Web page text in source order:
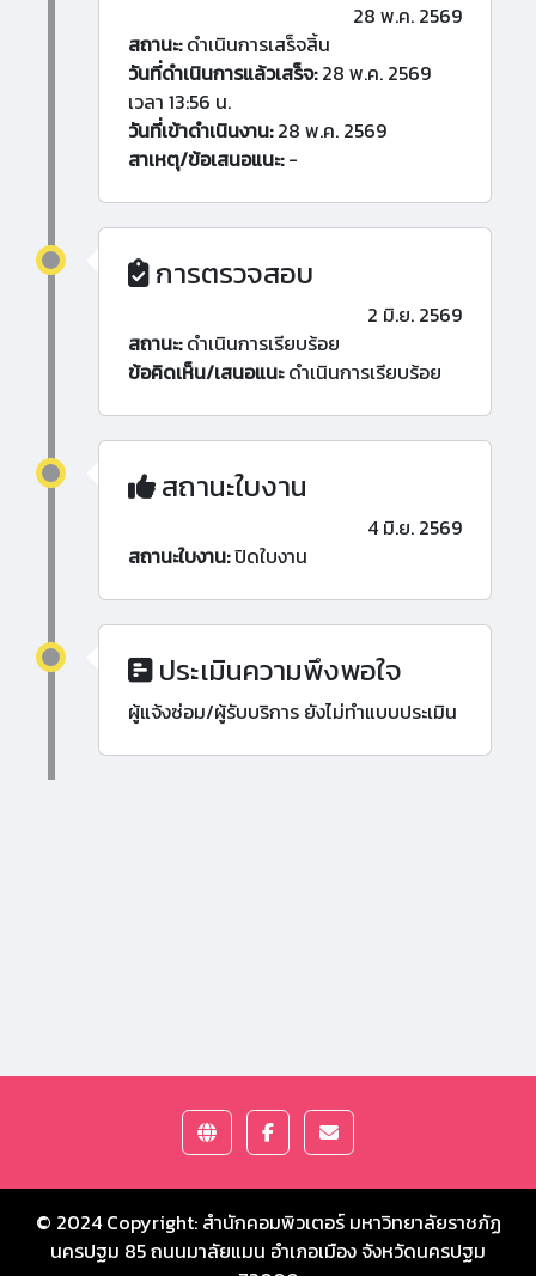
28 พ.ค. 2569
สถานะ:ดำเนินการเสร็จสิ้น
วันที่ดำเนินการแล้วเสร็จ:28 พ.ค. 2569
เวลา 13:56 น.
วันที่เข้าดำเนินงาน:28 พ.ค. 2569
สาเหตุ/ข้อเสนอแนะ:-
การตรวจสอบ
2 มิ.ย. 2569
สถานะ:ดำเนินการเรียบร้อย
ข้อคิดเห็น/เสนอแนะดำเนินการเรียบร้อย
สถานะใบงาน
4 มิ.ย. 2569
สถานะใบงาน:ปิดใบงาน
ประเมินความพึงพอใจ
ผู้แจ้งซ่อม/ผู้รับบริการ ยังไม่ทำแบบประเมิน
© 2024 Copyright: สำนักคอมพิวเตอร์ มหาวิทยาลัยราชภัฏ
นครปฐม 85 ถนนมาลัยแมน อำเภอเมือง จังหวัดนครปฐม